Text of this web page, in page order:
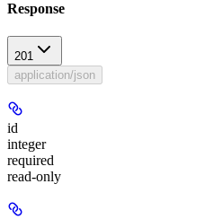
Response
201
application/json
id
integer
required
read-only